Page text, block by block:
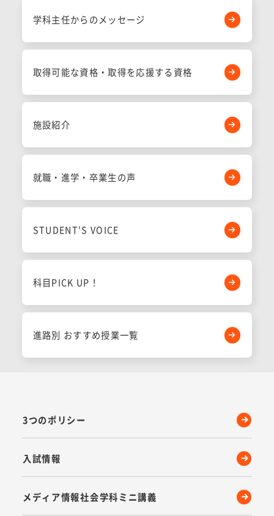
学科主任からのメッセージ
取得可能な資格・取得を応援する資格
施設紹介
就職・進学・卒業生の声
STUDENT'S VOICE
科目PICK UP！
進路別 おすすめ授業一覧
3つのポリシー
入試情報
メディア情報社会学科ミニ講義